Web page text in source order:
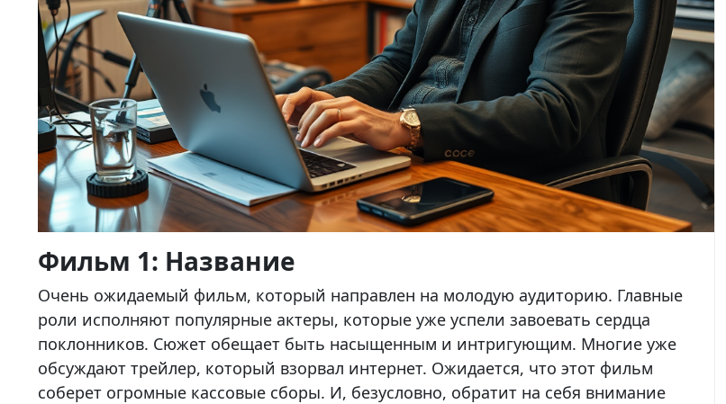
Фильм 1: Название
Очень ожидаемый фильм, который направлен на молодую аудиторию. Главные
роли исполняют популярные актеры, которые уже успели завоевать сердца
поклонников. Сюжет обещает быть насыщенным и интригующим. Многие уже
обсуждают трейлер, который взорвал интернет. Ожидается, что этот фильм
соберет огромные кассовые сборы. И, безусловно, обратит на себя внимание